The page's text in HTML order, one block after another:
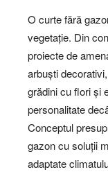
O curte fără
vegetație. Din
proiecte de
arbuști
grădini cu flori și
personalitate
Conceptul
gazon cu soluții
adaptate